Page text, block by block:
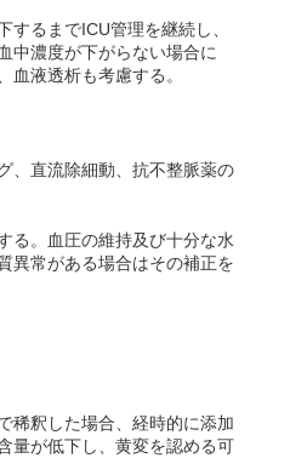
するまでICU管理を継続し、
中濃度が下がらない場合に
血液透析も考慮する。
、直流除細動、抗不整脈薬の
る。血圧の維持及び十分な水
異常がある場合はその補正を
稀釈した場合、経時的に添加
量が低下し、黄変を認める可